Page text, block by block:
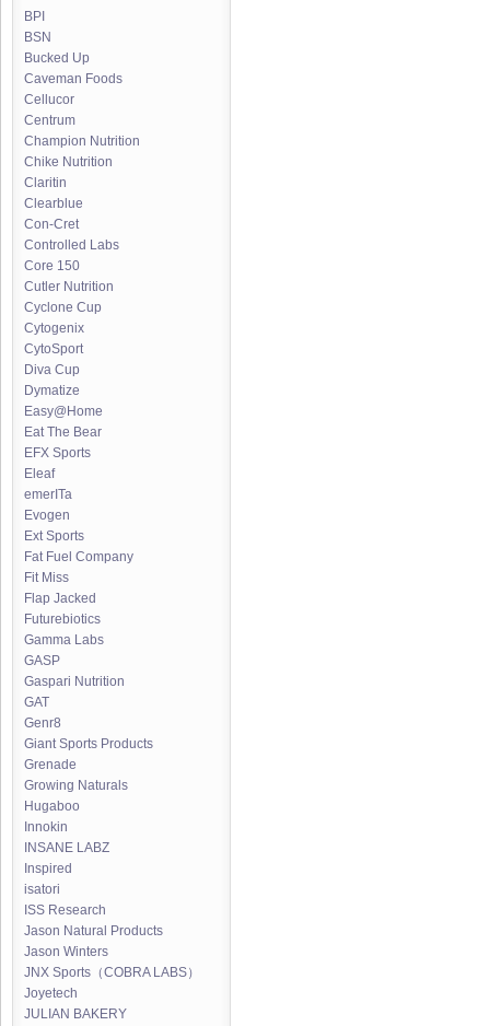
BPI
BSN
Bucked Up
Caveman Foods
Cellucor
Centrum
Champion Nutrition
Chike Nutrition
Claritin
Clearblue
Con-Cret
Controlled Labs
Core 150
Cutler Nutrition
Cyclone Cup
Cytogenix
CytoSport
Diva Cup
Dymatize
Easy@Home
Eat The Bear
EFX Sports
Eleaf
emerITa
Evogen
Ext Sports
Fat Fuel Company
Fit Miss
Flap Jacked
Futurebiotics
Gamma Labs
GASP
Gaspari Nutrition
GAT
Genr8
Giant Sports Products
Grenade
Growing Naturals
Hugaboo
Innokin
INSANE LABZ
Inspired
isatori
ISS Research
Jason Natural Products
Jason Winters
JNX Sports（COBRA LABS）
Joyetech
JULIAN BAKERY